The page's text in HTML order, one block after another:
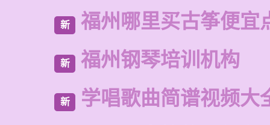
新 福州哪里买古筝便宜
新 福州钢琴培训机构
新 学唱歌曲简谱视频大